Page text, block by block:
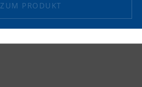
ZUM PRODUKT